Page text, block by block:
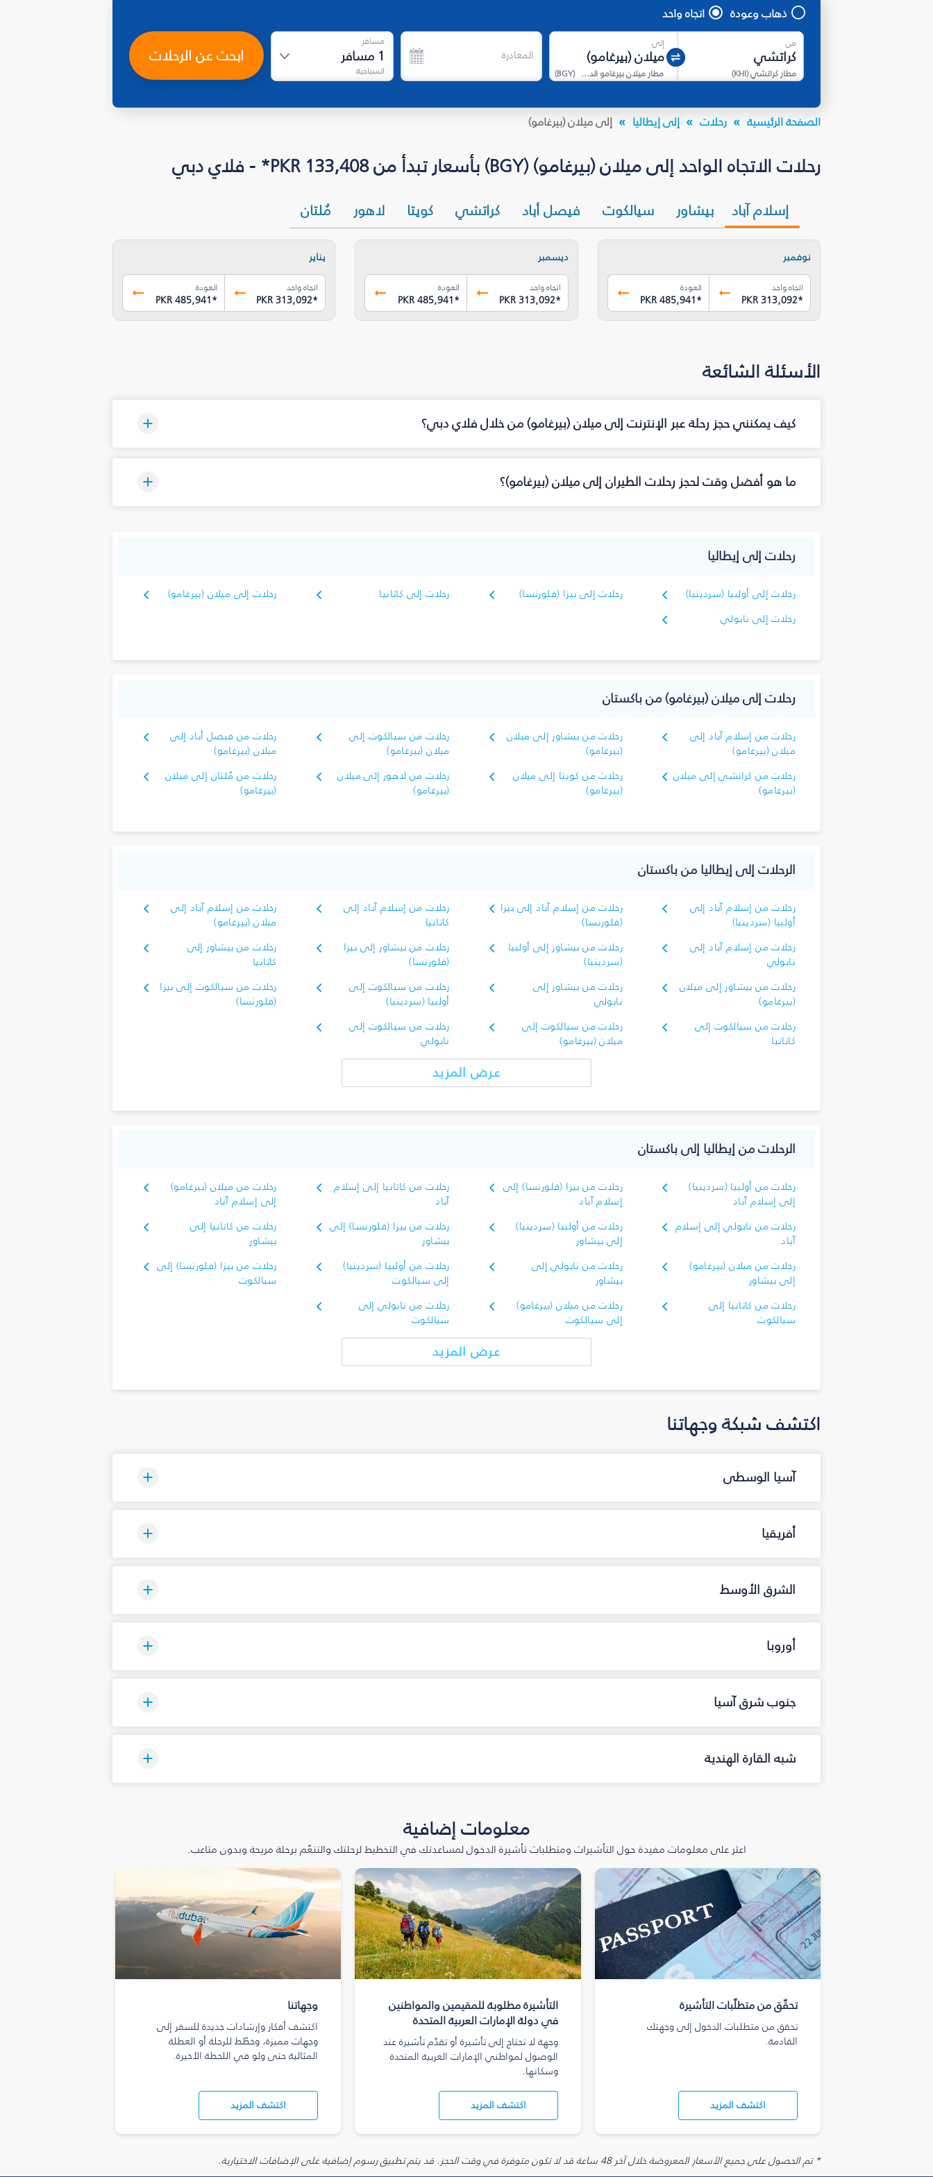
ذهاب وعودة اتجاه واحد
من
مطار كراتشي(
KHI
)
إلى
مطار ميلان بيرغامو الدولي (
BGY
)
المغادرة
مسافر
1 مسافر
السياحية
ابحث عن الرحلات
الصفحة الرئيسية رحلات إلى إيطاليا إلى ميلان (بيرغامو)
رحلات الاتجاه الواحد إلى ميلان (بيرغامو) (BGY) بأسعار تبدأ من PKR 133,408* - فلاي دبي
إسلام آباد بيشاور سيالكوت فيصل أباد كراتشي كويتا لاهور مُلتان
نوفمبر
اتجاه واحد
PKR 313,092*
العودة
PKR 485,941*
ديسمبر
اتجاه واحد
PKR 313,092*
العودة
PKR 485,941*
يناير
اتجاه واحد
PKR 313,092*
العودة
PKR 485,941*
الأسئلة الشائعة
كيف يمكنني حجز رحلة عبر الإنترنت إلى ميلان (بيرغامو) من خلال فلاي دبي؟
ما هو أفضل وقت لحجز رحلات الطيران إلى ميلان (بيرغامو)؟
رحلات إلى إيطاليا
رحلات إلى أولبيا (سردينيا) رحلات إلى بيزا (فلورنسا) رحلات إلى كاتانيا
رحلات إلى ميلان (بيرغامو)
رحلات إلى نابولي
رحلات إلى ميلان (بيرغامو) من باكستان
رحلات من إسلام آباد إلى
ميلان (بيرغامو)
رحلات من بيشاور إلى ميلان
(بيرغامو)
رحلات من سيالكوت إلى
ميلان (بيرغامو)
رحلات من فيصل أباد إلى
ميلان (بيرغامو)
رحلات من كراتشي إلى ميلان
(بيرغامو)
رحلات من كويتا إلى ميلان
(بيرغامو)
رحلات من لاهور إلى ميلان
(بيرغامو)
رحلات من مُلتان إلى ميلان
(بيرغامو)
الرحلات إلى إيطاليا من باكستان
رحلات من إسلام آباد إلى
أولبيا (سردينيا)
رحلات من إسلام آباد إلى بيزا
(فلورنسا)
رحلات من إسلام آباد إلى
كاتانيا
رحلات من إسلام آباد إلى
ميلان (بيرغامو)
رحلات من إسلام آباد إلى
نابولي
رحلات من بيشاور إلى أولبيا
(سردينيا)
رحلات من بيشاور إلى بيزا
(فلورنسا)
رحلات من بيشاور إلى
كاتانيا
رحلات من بيشاور إلى ميلان
(بيرغامو)
رحلات من بيشاور إلى
نابولي
رحلات من سيالكوت إلى
أولبيا (سردينيا)
رحلات من سيالكوت إلى بيزا
(فلورنسا)
رحلات من سيالكوت إلى
كاتانيا
رحلات من سيالكوت إلى
ميلان (بيرغامو)
رحلات من سيالكوت إلى
نابولي
عرض المزيد
الرحلات من إيطاليا إلى باكستان
رحلات من أولبيا (سردينيا)
إلى إسلام آباد
رحلات من بيزا (فلورنسا) إلى
إسلام آباد
رحلات من كاتانيا إلى إسلام
آباد
رحلات من ميلان (بيرغامو)
إلى إسلام آباد
رحلات من نابولي إلى إسلام
آباد
رحلات من أولبيا (سردينيا)
إلى بيشاور
رحلات من بيزا (فلورنسا) إلى
بيشاور
رحلات من كاتانيا إلى
بيشاور
رحلات من ميلان (بيرغامو)
إلى بيشاور
رحلات من نابولي إلى
بيشاور
رحلات من أولبيا (سردينيا)
إلى سيالكوت
رحلات من بيزا (فلورنسا) إلى
سيالكوت
رحلات من كاتانيا إلى
سيالكوت
رحلات من ميلان (بيرغامو)
إلى سيالكوت
رحلات من نابولي إلى
سيالكوت
عرض المزيد
اكتشف شبكة وجهاتنا
آسيا الوسطى
أفريقيا
الشرق الأوسط
أوروبا
جنوب شرق آسيا
شبه القارة الهندية
معلومات إضافية
اعثر على معلومات مفيدة حول التأشيرات ومتطلبات تأشيرة الدخول لمساعدتك في التخطيط لرحلتك والتنعّم برحلة مريحة وبدون متاعب.
تحقّق من متطلّبات التأشيرة
تحقق من متطلبات الدخول إلى وجهتك
القادمة.
اكتشف المزيد
التأشيرة مطلوبة للمقيمين والمواطنين
في دولة الإمارات العربية المتحدة
وجهة لا تحتاج إلى تأشيرة أو تقدّم تأشيرة عند
الوصول لمواطني الإمارات العربية المتحدة
وسكانها.
اكتشف المزيد
وجهاتنا
اكتشف أفكار وإرشادات جديدة للسفر إلى
وجهات مميزة، وخطّط للرحلة أو العطلة
المثالية حتى ولو في اللحظة الأخيرة.
اكتشف المزيد
* تم الحصول على جميع الأسعار المعروضة خلال آخر 48 ساعة قد لا تكون متوفرة في وقت الحجز. قد يتم تطبيق رسوم إضافية على الإضافات الاختيارية.